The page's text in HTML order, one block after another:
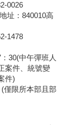
0026
址：840010高
1478
30(中午彈班人
案件、統號變
件)
僅限所本部且部